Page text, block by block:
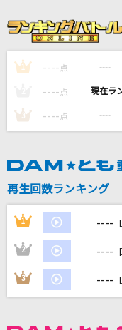
[生音]北の旅人
[生音]ちいさな日々
ホワイトノイズ
Official髭男dism
カラ
1 ---- 点 ----
---- 点 ----
3 ---- 点 ----
再生回数ランキング
1 ----
2 ----
3 ----